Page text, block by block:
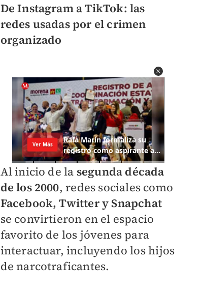
De Instagram a TikTok: las
redes usadas por el crimen
organizado
Al inicio de la segunda década
de los 2000, redes sociales como
Facebook, Twitter y Snapchat
se convirtieron en el espacio
favorito de los jóvenes para
interactuar, incluyendo los hijos
de narcotraficantes.